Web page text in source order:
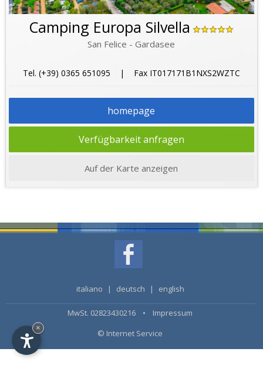
Camping Europa Silvella
San Felice - Gardasee
Tel. (+39) 0365 651095 | Fax IT017171B1NXS2WZTC
homepage
Verfügbarkeit anfragen
Auf der Karte anzeigen
italiano | deutsch | english
MwSt. 02823430216 • Impressum
© Internet Service
×